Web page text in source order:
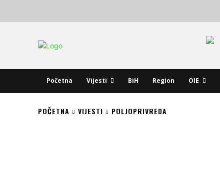
Početna Vijesti BiH Region OIE
POČETNA VIJESTI POLJOPRIVREDA